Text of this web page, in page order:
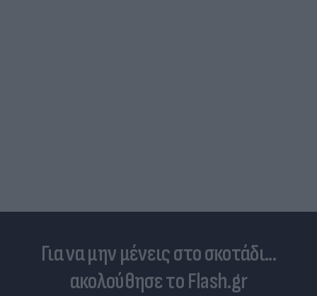
Για να μην μένεις στο σκοτάδι...
ακολούθησε το Flash.gr